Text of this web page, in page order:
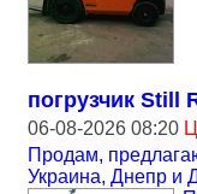
погрузчик Still
06-08-2026 08:20
Продам,
Украина, Днепр и